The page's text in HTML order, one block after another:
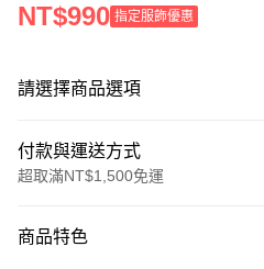
NT$990 指定服飾優惠
請選擇商品選項
付款與運送方式
超取滿NT$1,500免運
信用卡一次付款
商品特色